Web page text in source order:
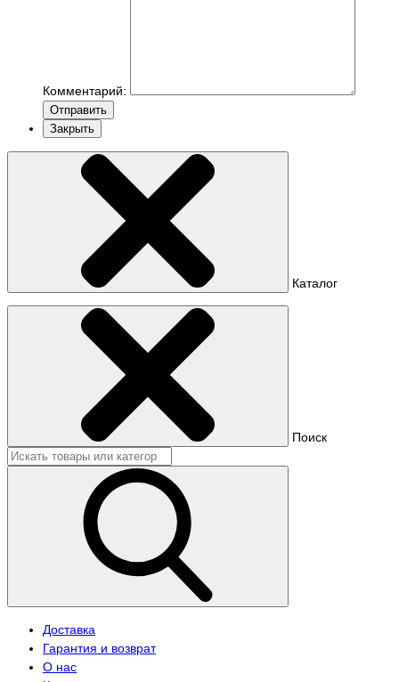
Комментарий:
Отправить
Закрыть
Каталог
Поиск
Доставка
Гарантия и возврат
О нас